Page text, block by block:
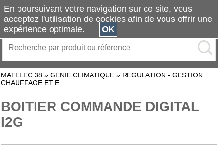
MATELEC 38 » GENIE CLIMATIQUE » REGULATION - GESTION
CHAUFFAGE ET E
BOITIER COMMANDE DIGITAL
I2G
En poursuivant votre navigation sur ce site, vous
acceptez l'utilisation de cookies afin de vous offrir une
expérience optimale.
OK